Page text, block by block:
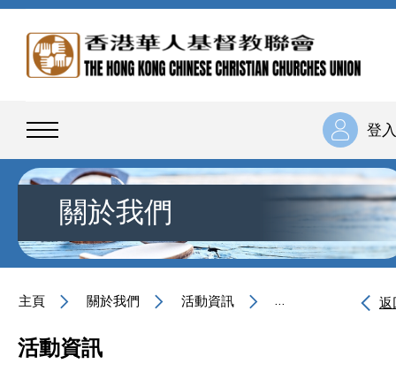
登入
關於我們
主頁 關於我們 活動資訊 第26屆培靈奮興大返
活動資訊